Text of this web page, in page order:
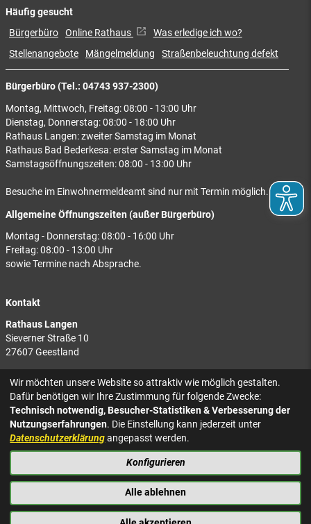
Bürgerbüro (Tel.: 04743 937-2300)
Montag, Mittwoch, Freitag: 08:00 - 13:00 Uhr
Dienstag, Donnerstag: 08:00 - 18:00 Uhr
Rathaus Langen: zweiter Samstag im Monat
Rathaus Bad Bederkesa: erster Samstag im Monat
Samstagsöffnungszeiten: 08:00 - 13:00 Uhr
Besuche im Einwohnermeldeamt sind nur mit Termin möglich.
Allgemeine Öffnungszeiten (außer Bürgerbüro)
Montag - Donnerstag: 08:00 - 16:00 Uhr
Freitag: 08:00 - 13:00 Uhr
sowie Termine nach Absprache.
Kontakt
Rathaus Langen
Sieverner Straße 10
27607 Geestland
Rathaus Bad Bederkesa
Am Markt 8
27624 Geestland
Tel.: 04743 937-2300
Häufig gesucht
Bürgerbüro Online Rathaus
Was erledige ich wo?
Stellenangebote
Mängelmeldung Straßenbeleuchtung defekt
KONTAKT
IMPRESSUM
DATENSCHUTZ
BARRIEREFREIHEIT
NACH OBEN
Wir möchten unsere Website so attraktiv wie möglich gestalten.
Dafür benötigen wir Ihre Zustimmung für folgende Zwecke:
Technisch notwendig, Besucher-Statistiken & Verbesserung der
Nutzungserfahrungen. Die Einstellung kann jederzeit unter
Datenschutzerklärungangepasst werden.
Konfigurieren
Alle ablehnen